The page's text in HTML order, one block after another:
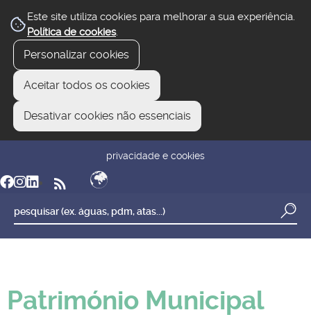
Este site utiliza cookies para melhorar a sua experiência.
Política de cookies.
Personalizar cookies
Aceitar todos os cookies
Desativar cookies não essenciais
privacidade e cookies
Património Municipal